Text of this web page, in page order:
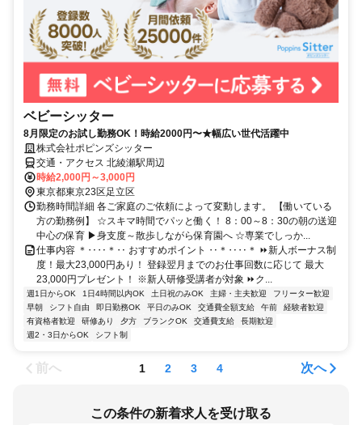
ベビーシッター
8月限定のお試し勤務OK！時給2000円〜★幅広い世代活躍中
株式会社ポピンズシッター
交通・アクセス 北綾瀬駅周辺
時給2,000円～3,000円
東京都東京23区足立区
勤務時間詳細 各ご家庭のご依頼によって変動します。 【働いている
方の勤務例】 ☆スキマ時間でパッと働く！ 8：00～8：30の朝の送迎
中心の保育 ▶身支度～散歩しながら保育園へ ☆専業でしっか...
仕事内容 ＊‥‥＊‥ おすすめポイント ‥＊‥‥＊ ⏩新人ボーナス制
度！最大23,000円あり！ 登録翌月までのお仕事回数に応じて 最大
23,000円プレゼント！ ※新人研修受講者が対象 ⏩ク...
週1日からOK 1日4時間以内OK 土日祝のみOK 主婦・主夫歓迎
フリーター歓迎
早朝
シフト自由 即日勤務OK 平日のみOK 交通費全額支給 午前
経験者歓迎
有資格者歓迎
研修あり 夕方 ブランクOK 交通費支給
長期歓迎
週2・3日からOK
シフト制
前へ 1 2 3 4 次へ
この条件の新着求人を受け取る